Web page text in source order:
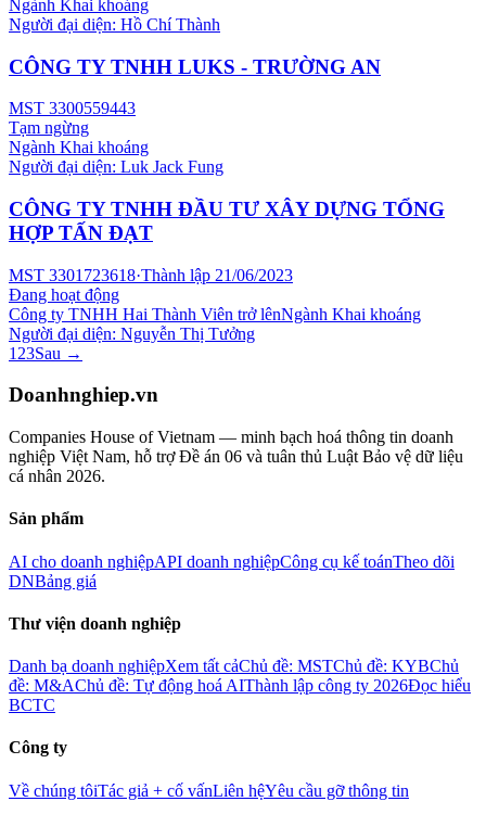
Ngành Khai khoáng
Người đại diện: Hồ Chí Thành
CÔNG TY TNHH LUKS - TRƯỜNG AN
MST 3300559443
Tạm ngừng
Ngành Khai khoáng
Người đại diện: Luk Jack Fung
CÔNG TY TNHH ĐẦU TƯ XÂY DỰNG TỔNG
HỢP TẤN ĐẠT
MST 3301723618·Thành lập 21/06/2023
Đang hoạt động
Công ty TNHH Hai Thành Viên trở lênNgành Khai khoáng
Người đại diện: Nguyễn Thị Tưởng
1 23Sau →
Doanhnghiep.vn
Companies House of Vietnam — minh bạch hoá thông tin doanh
nghiệp Việt Nam, hỗ trợ Đề án 06 và tuân thủ Luật Bảo vệ dữ liệu
cá nhân 2026.
Sản phẩm
AI cho doanh nghiệpAPI doanh nghiệpCông cụ kế toánTheo dõi
DNBảng giá
Thư viện doanh nghiệp
Danh bạ doanh nghiệpXem tất cảChủ đề: MSTChủ đề: KYBChủ
đề: M&AChủ đề: Tự động hoá AIThành lập công ty 2026Đọc hiểu
BCTC
Công ty
Về chúng tôiTác giả + cố vấnLiên hệYêu cầu gỡ thông tin